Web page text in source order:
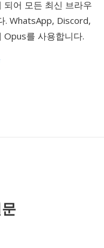
되어 모든 최신 브라우
. WhatsApp, Discord,
를 사용합니다.